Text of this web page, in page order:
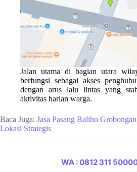
Jalan utama di bagian utara
berfungsi sebagai akses
dengan arus lalu lintas yang
aktivitas harian warga.
Baca Juga: Jasa Pasang Baliho
Lokasi Strategis
WA : 0812 311